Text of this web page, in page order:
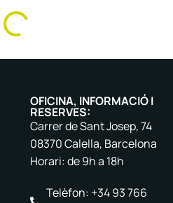
OFICINA, INFORMACIÓ I
RESERVES:
Carrer de Sant Josep, 74
08370 Calella, Barcelona
Horari: de 9h a 18h
Telèfon: +34 93 766